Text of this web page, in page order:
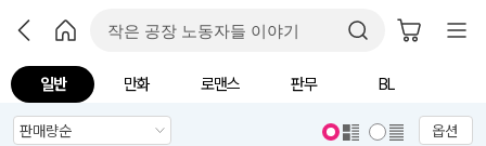
일반 만화 로맨스 판무 BL
옵션